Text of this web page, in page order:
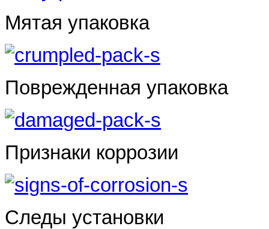
Мятая упаковка
Поврежденная упаковка
Признаки коррозии
Следы установки